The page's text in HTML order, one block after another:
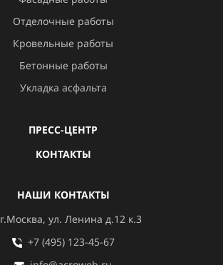
Отделочные работы
Кровельные работы
Бетонные работы
Укладка асфальта
ПРЕСС-ЦЕНТР
КОНТАКТЫ
НАШИ КОНТАКТЫ
г.Москва, ул. Ленина д.12 к.3
+7 (495) 123-45-67